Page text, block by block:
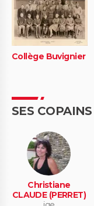
Collège Buvignier
SES COPAINS
Christiane
CLAUDE (PERRET)